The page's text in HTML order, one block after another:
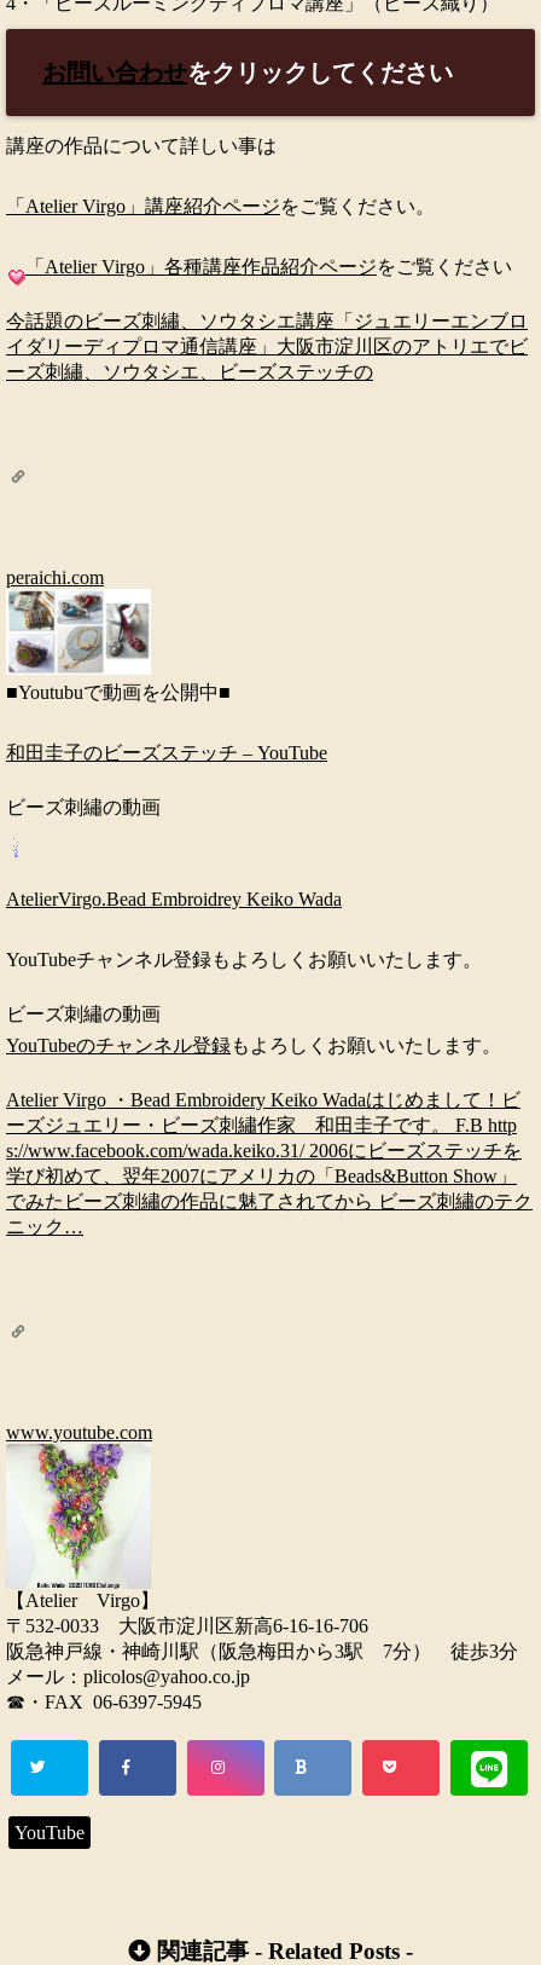
お問い合わせをクリックしてください
講座の作品について詳しい事は
「Atelier Virgo」講座紹介ページをご覧ください。
「Atelier Virgo」各種講座作品紹介ページをご覧ください
今話題のビーズ刺繡、ソウタシエ講座「ジュエリーエンブロ
イダリーディプロマ通信講座」 大阪市淀川区のアトリエでビ
ーズ刺繡、ソウタシエ、ビーズステッチの
peraichi.com
■Youtubuで動画を公開中■
和田圭子のビーズステッチ – YouTube
ビーズ刺繡の動画
AtelierVirgo.Bead Embroidrey Keiko Wada
YouTubeチャンネル登録もよろしくお願いいたします。
ビーズ刺繡の動画
YouTubeのチャンネル登録もよろしくお願いいたします。
Atelier Virgo ・Bead Embroidery Keiko Wadaはじめまして！ビ
ーズジュエリー・ビーズ刺繡作家 和田圭子です。 F.B http
s://www.facebook.com/wada.keiko.31/ 2006にビーズステッチを
学び初めて、翌年2007にアメリカの「Beads&Button Show」
でみたビーズ刺繡の作品に魅了されてから ビーズ刺繡のテク
ニック…
www.youtube.com
【Atelier Virgo】
〒532-0033 大阪市淀川区新高6-16-16-706
阪急神戸線・神崎川駅（阪急梅田から3駅 7分） 徒歩3分
メール：plicolos@yahoo.co.jp
☎・FAX 06-6397-5945
YouTube
関連記事 - Related Posts -